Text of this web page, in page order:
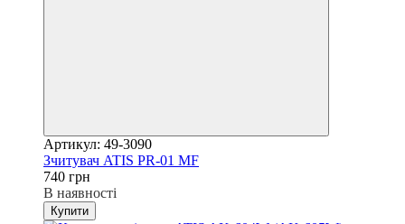
Артикул: 49-3090
Зчитувач ATIS PR-01 MF
740 грн
В наявності
Купити